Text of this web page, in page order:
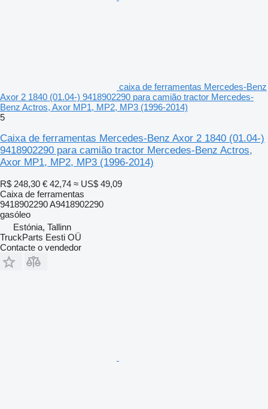
caixa de ferramentas Mercedes-Benz
Axor 2 1840 (01.04-) 9418902290 para camião tractor Mercedes-
Benz Actros, Axor MP1, MP2, MP3 (1996-2014)
5
Caixa de ferramentas Mercedes-Benz Axor 2 1840 (01.04-)
9418902290 para camião tractor Mercedes-Benz Actros,
Axor MP1, MP2, MP3 (1996-2014)
R$ 248,30 € 42,74 ≈ US$ 49,09
Caixa de ferramentas
9418902290 A9418902290
gasóleo
Estónia, Tallinn
TruckParts Eesti OÜ
Contacte o vendedor